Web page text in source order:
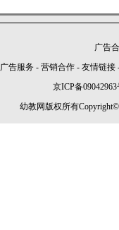
广告
广告服务 - 营销合作 - 友情链接
京ICP备09042963
幼教网版权所有